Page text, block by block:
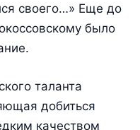
своего…» Еще до
было
таланта
добиться
качеством